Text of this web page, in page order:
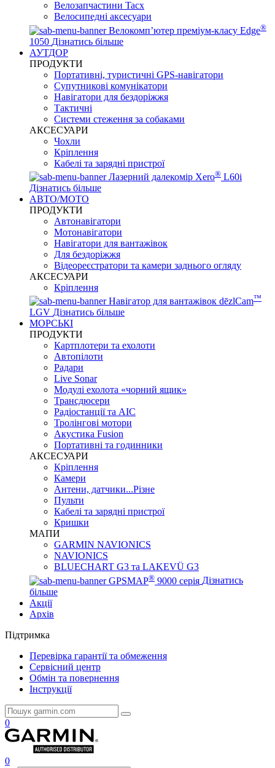
Велозапчастини Tacx
Велосипедні аксесуари
Велокомп’ютер преміум-класу Edge®
1050 Дізнатись більше
АУТДОР
ПРОДУКТИ
Портативні, туристичні GPS-навігатори
Супутникові комунікатори
Навігатори для бездоріжжя
Тактичні
Системи стеження за собаками
АКСЕСУАРИ
Чохли
Кріплення
Кабелі та зарядні пристрої
Лазерний далекомір Xero® L60i
Дізнатись більше
АВТО/МОТО
ПРОДУКТИ
Автонавігатори
Мотонавігатори
Навігатори для вантажівок
Для бездоріжжя
Відеореєстратори та камери заднього огляду
АКСЕСУАРИ
Кріплення
Навігатор для вантажівок dēzlCam™
LGV Дізнатись більше
МОРСЬКІ
ПРОДУКТИ
Картплотери та ехолоти
Автопілоти
Радари
Live Sonar
Модулі ехолота «чорний ящик»
Трансдюсери
Радіостанції та АІС
Тролінгові мотори
Акустика Fusion
Портативні та годинники
АКСЕСУАРИ
Кріплення
Камери
Антени, датчики...Різне
Пульти
Кабелі та зарядні пристрої
Кришки
МАПИ
GARMIN NAVIONICS
NAVIONICS
BLUECHART G3 та LAKEVÜ G3
GPSMAP® 9000 серія Дізнатись
більше
Акції
Архів
Підтримка
Перевірка гарантії та обмеження
Сервісний центр
Обмін та повернення
Інструкції
0
0